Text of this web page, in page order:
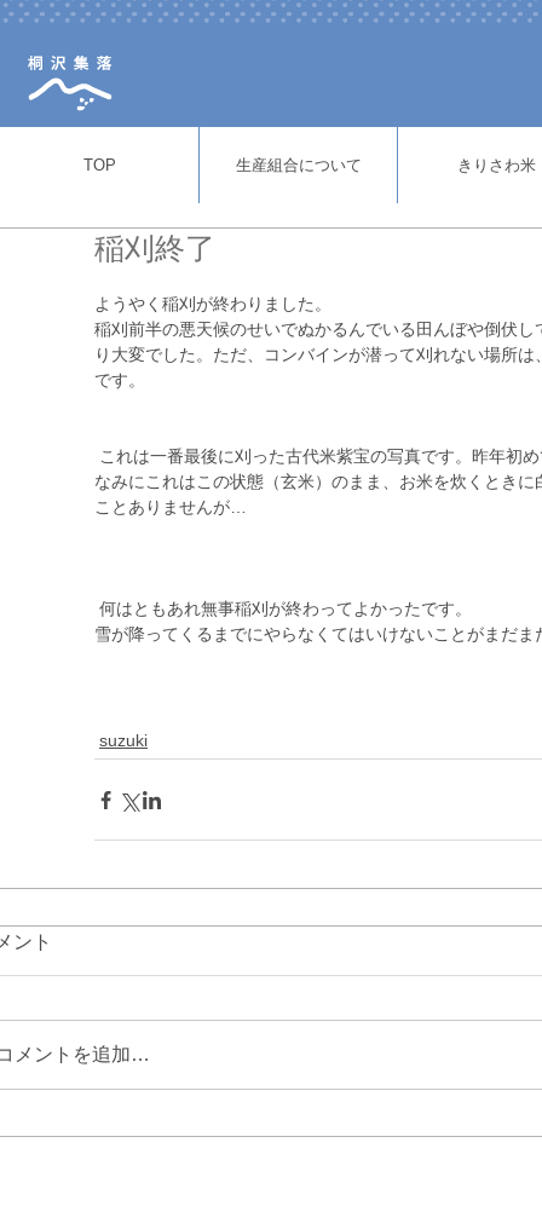
TOP 生産組合について きりさわ米
稲刈終了
ようやく稲刈が終わりました。
稲刈前半の悪天候のせいでぬかるんでいる田んぼや倒伏
り大変でした。ただ、コンバインが潜って刈れない場所
です。
なみにこれはこの状態（玄米）のまま、お米を炊くとき
ことありませんが…
何はともあれ無事稲刈が終わってよかったです。
雪が降ってくるまでにやらなくてはいけないことがまだ
suzuki
ント
メントを追加…